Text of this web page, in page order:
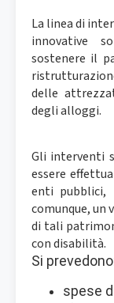
La linea di
innovative
sostenere il
delle
degli alloggi.
Gli interventi
essere
enti pubblici,
comunque, un
di tali
con disabilità.
Si
spese